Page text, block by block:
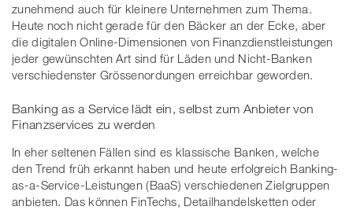
zunehmend auch für kleinere Unternehmen zum Thema.
Heute noch nicht gerade für den Bäcker an der Ecke, aber
die digitalen Online-Dimensionen von Finanzdienstleistungen
jeder gewünschten Art sind für Läden und Nicht-Banken
verschiedenster Grössenordungen erreichbar geworden.
Banking as a Service lädt ein, selbst zum Anbieter von
Finanzservices zu werden
In eher seltenen Fällen sind es klassische Banken, welche
den Trend früh erkannt haben und heute erfolgreich Banking-
as-a-Service-Leistungen (BaaS) verschiedenen Zielgruppen
anbieten. Das können FinTechs, Detailhandelsketten oder